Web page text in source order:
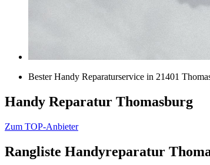
Bester Handy Reparaturservice in 21401
Handy Reparatur Thomasburg
Zum TOP-Anbieter
Rangliste Handyreparatur